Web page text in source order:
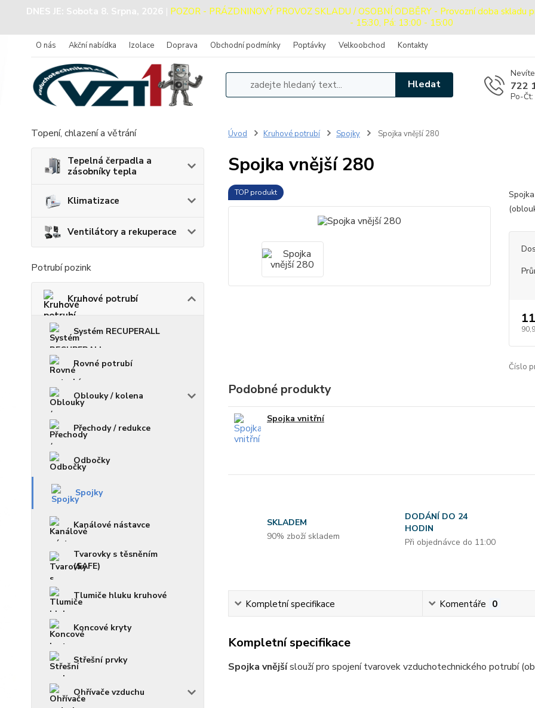
DNES JE: Sobota 8. Srpna, 2026 | POZOR - PRÁZDNINOVÝ PROVOZ SKLADU / OSOBNÍ ODBĚRY - Provozní doba
- 15:30, Pá: 13:00 - 15:00
O nás Akční nabídka Izolace Doprava Obchodní podmínky Poptávky Velkoobchod Kontakty
Hledat 722
Po-
Topení, chlazení a větrání
Tepelná čerpadla a
zásobníky tepla
Klimatizace
Ventilátory a rekuperace
Potrubí pozink
Kruhové potrubí
Systém RECUPERALL
Rovné potrubí
Oblouky / kolena
Přechody / redukce
Odbočky
Spojky
Kanálové nástavce
Tvarovky s těsněním
(SAFE)
Tlumiče hluku kruhové
Koncové kryty
Střešní prvky
Ohřívače vzduchu
Úvod Kruhové potrubí Spojky Spojka vnější 280
Spojka vnější 280
TOP produkt
Číslo
Podobné produkty
Spojka vnitřní
SKLADEM
90% zboží skladem
DODÁNÍ DO 24
HODIN
Při objednávce do 11:00
Kompletní specifikace Komentáře 0
Kompletní specifikace
Spojka vnějšíslouží pro spojení tvarovek vzduchotechnického potrubí